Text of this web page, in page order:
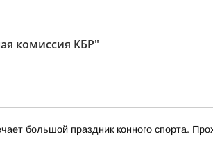
комиссия КБР"
большой праздник конного спорта.